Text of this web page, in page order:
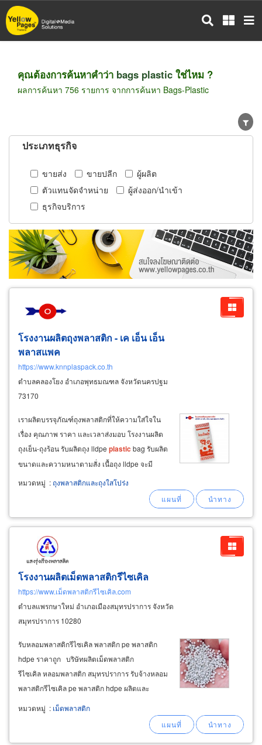
ข้าม
ไป
คุณต้องการค้นหาคำว่า bags plastic ใช่ไหม ?
ผลการค้นหา 756 รายการ จากการค้นหา Bags-Plastic
ประเภทธุรกิจ
ขายส่ง ขายปลีก
ผู้ผลิต
ตัวแทนจัดจำหน่าย
ผู้ส่งออก/นำเข้า
ธุรกิจบริการ
โรงงานผลิตถุงพลาสติก - เค เอ็น เอ็น
พลาสแพค
https://www.knnplaspack.co.th
ตำบลคลองโยง อำเภอพุทธมณฑล จังหวัดนครปฐม
73170
เราผลิตบรรจุภัณฑ์ถุงพลาสติกที่ให้ความใส่ใจใน
เรื่อง คุณภาพ ราคา และเวลาส่งมอบ โรงงานผลิต
ถุงเย็น-ถุงร้อน รับผลิตถุง lldpe plastic bag รับผลิต
ขนาดและความหนาตามสั่ง เนื้อถุง lldpe จะมี
ความนิ่ม ใสเป็นมันวาวและเนื้อเหนียวรับน้ำหนัก
หมวดหมู่ : ถุงพลาสติกและถุงใสโปร่ง
โรงงานผลิตเม็ดพลาสติกรีไซเคิล
https://www.เม็ดพลาสติกรีไซเคิล.com
ตำบลแพรกษาใหม่ อำเภอเมืองสมุทรปราการ จังหวัด
สมุทรปราการ 10280
รับหลอมพลาสติกรีไซเคิล พลาสติก pe พลาสติก
hdpe ราคาถูก บริษัทผลิตเม็ดพลาสติก
รีไซเคิล หลอมพลาสติก สมุทรปราการ รับจ้างหลอม
พลาสติกรีไซเคิล pe พลาสติก hdpe ผลิตและ
ขายส่งเม็ดตัด เม็ดพลาสติกรีไซเคิล เม็ดพลาสติก
pe สีดำ, สีขาวนม, เปลือกถุง, สีชา, สีใส pe 1, hdpe
หมวดหมู่ : เม็ดพลาสติก